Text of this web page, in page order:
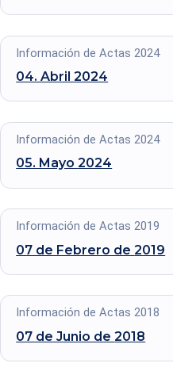
Información de Actas 2024
04. Abril2024
Información de Actas 2024
05. Mayo2024
Información de Actas 2019
07 de Febrero de2019
Información de Actas 2018
07 de Junio de2018